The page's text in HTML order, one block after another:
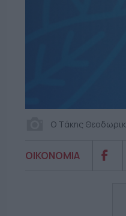
O Tάκης
ΟΙΚΟΝΟΜΙΑ